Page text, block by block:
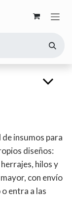
insumos para
diseños:
hilos y
con envío
entra a las